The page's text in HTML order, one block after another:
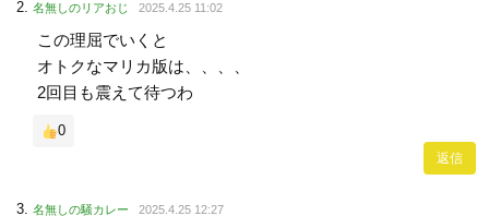
名無しのリアおじ 2025.4.25 11:02
この理屈でいくと
オトクなマリカ版は、、、、
2回目も震えて待つわ
0
返信
名無しの騒カレー 2025.4.25 12:27